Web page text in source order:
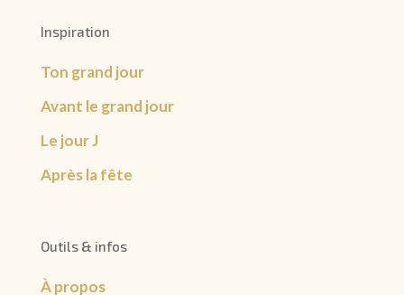
Inspiration
Ton grand jour
Avant le grand jour
Le jour J
Après la fête
Outils & infos
À propos